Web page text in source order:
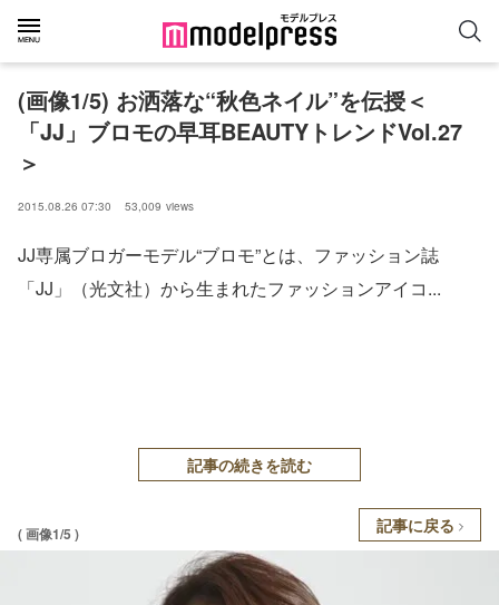
(画像1/5) お洒落な“秋色ネイル”を伝授＜
「JJ」ブロモの早耳BEAUTYトレンドVol.27
＞
2015.08.26 07:30 53,009 views
JJ専属ブロガーモデル“ブロモ”とは、ファッション誌
「JJ」（光文社）から生まれたファッションアイコ...
記事の続きを読む
( 画像1/5 ) 記事に戻る